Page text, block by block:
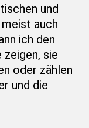
und
auch
ich den
sie
oder zählen
und die